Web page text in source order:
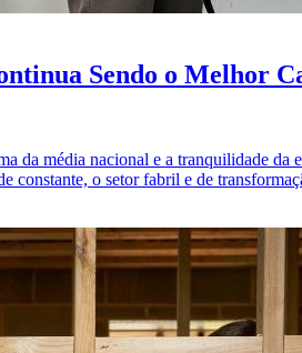
Sendo o Melhor
da média nacional e a tranquilidade da
o setor fabril e de